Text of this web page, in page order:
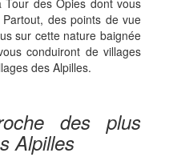
des points de vue
sur cette nature baignée
conduiront de villages
des Alpilles.
des plus
Alpilles